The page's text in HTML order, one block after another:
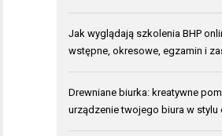
Jak wyglądają szkolenia BHP
wstępne, okresowe, egzamin i
Drewniane biurka: kreatywne
urządzenie twojego biura w stylu